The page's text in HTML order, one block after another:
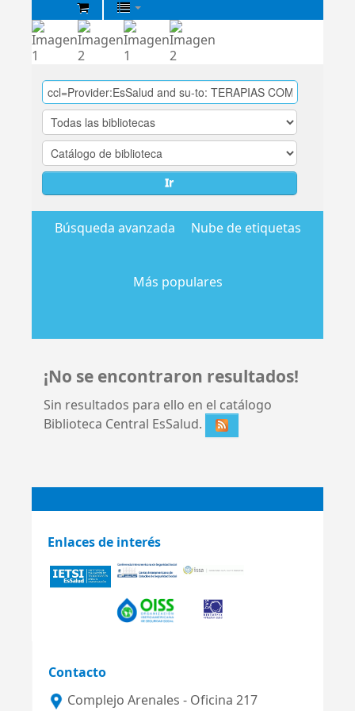
Biblioteca
Central
EsSalud
Ir
Búsqueda avanzada Nube de etiquetas
Más populares
¡No se encontraron resultados!
Sin resultados para ello en el catálogo
Biblioteca Central EsSalud.
Enlaces de interés
Contacto
Complejo Arenales - Oficina 217